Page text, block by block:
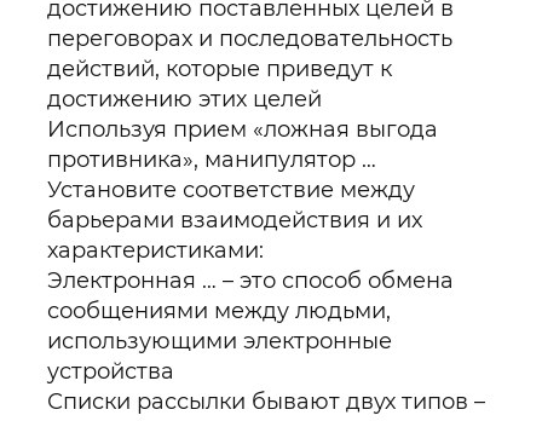
достижению поставленных целей в
переговорах и последовательность
действий, которые приведут к
достижению этих целей
Используя прием «ложная выгода
противника», манипулятор …
Установите соответствие между
барьерами взаимодействия и их
характеристиками:
Электронная … – это способ обмена
сообщениями между людьми,
использующими электронные
устройства
Списки рассылки бывают двух типов –